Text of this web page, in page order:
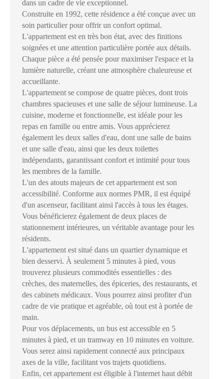
dans un cadre de vie exceptionnel.
Construite en 1992, cette résidence a été conçue avec un
soin particulier pour offrir un confort optimal.
L'appartement est en très bon état, avec des finitions
soignées et une attention particulière portée aux détails.
Chaque pièce a été pensée pour maximiser l'espace et la
lumière naturelle, créant une atmosphère chaleureuse et
accueillante.
L'appartement se compose de quatre pièces, dont trois
chambres spacieuses et une salle de séjour lumineuse. La
cuisine, moderne et fonctionnelle, est idéale pour les
repas en famille ou entre amis. Vous apprécierez
également les deux salles d'eau, dont une salle de bains
et une salle d'eau, ainsi que les deux toilettes
indépendants, garantissant confort et intimité pour tous
les membres de la famille.
L'un des atouts majeurs de cet appartement est son
accessibilité. Conforme aux normes PMR, il est équipé
d'un ascenseur, facilitant ainsi l'accès à tous les étages.
Vous bénéficierez également de deux places de
stationnement intérieures, un véritable avantage pour les
résidents.
L'appartement est situé dans un quartier dynamique et
bien desservi. À seulement 5 minutes à pied, vous
trouverez plusieurs commodités essentielles : des
crèches, des maternelles, des épiceries, des restaurants, et
des cabinets médicaux. Vous pourrez ainsi profiter d'un
cadre de vie pratique et agréable, où tout est à portée de
main.
Pour vos déplacements, un bus est accessible en 5
minutes à pied, et un tramway en 10 minutes en voiture.
Vous serez ainsi rapidement connecté aux principaux
axes de la ville, facilitant vos trajets quotidiens.
Enfin, cet appartement est éligible à l'internet haut débit